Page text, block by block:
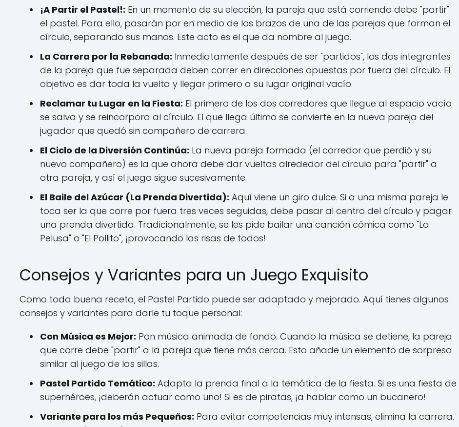
¡A Partir el Pastel!: En un momento de su elección, la pareja que está corriendo debe "partir"
el pastel. Para ello, pasarán por en medio de los brazos de una de las parejas que forman el
círculo, separando sus manos. Este acto es el que da nombre al juego.
La Carrera por la Rebanada: Inmediatamente después de ser "partidos", los dos integrantes
de la pareja que fue separada deben correr en direcciones opuestas por fuera del círculo. El
objetivo es dar toda la vuelta y llegar primero a su lugar original vacío.
Reclamar tu Lugar en la Fiesta: El primero de los dos corredores que llegue al espacio vacío
se salva y se reincorpora al círculo. El que llega último se convierte en la nueva pareja del
jugador que quedó sin compañero de carrera.
El Ciclo de la Diversión Continúa: La nueva pareja formada (el corredor que perdió y su
nuevo compañero) es la que ahora debe dar vueltas alrededor del círculo para "partir" a
otra pareja, y así el juego sigue sucesivamente.
El Baile del Azúcar (La Prenda Divertida): Aquí viene un giro dulce. Si a una misma pareja le
toca ser la que corre por fuera tres veces seguidas, debe pasar al centro del círculo y pagar
una prenda divertida. Tradicionalmente, se les pide bailar una canción cómica como "La
Pelusa" o "El Pollito", ¡provocando las risas de todos!
Consejos y Variantes para un Juego Exquisito
Como toda buena receta, el Pastel Partido puede ser adaptado y mejorado. Aquí tienes algunos
consejos y variantes para darle tu toque personal:
Con Música es Mejor: Pon música animada de fondo. Cuando la música se detiene, la pareja
que corre debe "partir" a la pareja que tiene más cerca. Esto añade un elemento de sorpresa
similar al juego de las sillas.
Pastel Partido Temático: Adapta la prenda final a la temática de la fiesta. Si es una fiesta de
superhéroes, ¡deberán actuar como uno! Si es de piratas, ¡a hablar como un bucanero!
Variante para los más Pequeños: Para evitar competencias muy intensas, elimina la carrera.